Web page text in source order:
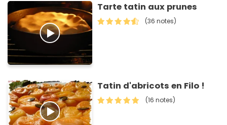
Tarte tatin aux prunes
(36 notes)
Tatin d'abricots en Filo !
(16 notes)